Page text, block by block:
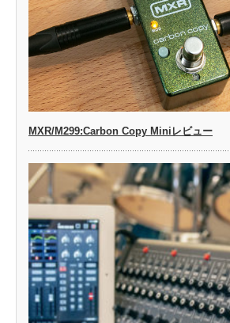
MXR/M299:Carbon Copy Miniレビュー